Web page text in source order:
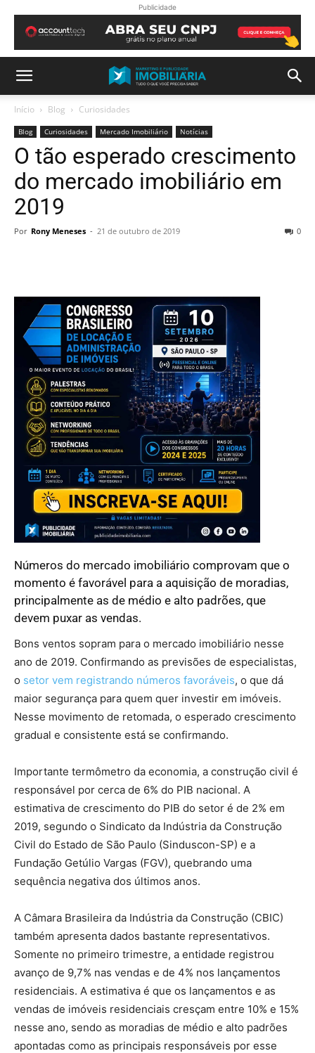
Publicidade
Início Blog Curiosidades
Blog Curiosidades Mercado Imobiliário Notícias
O tão esperado crescimento
do mercado imobiliário em
2019
Por Rony Meneses - 21 de outubro de 2019 0
Números do mercado imobiliário comprovam que o
momento é favorável para a aquisição de moradias,
principalmente as de médio e alto padrões, que
devem puxar as vendas.
Bons ventos sopram para o mercado imobiliário nesse
ano de 2019. Confirmando as previsões de especialistas,
o setor vem registrando números favoráveis, o que dá
maior segurança para quem quer investir em imóveis.
Nesse movimento de retomada, o esperado crescimento
gradual e consistente está se confirmando.
Importante termômetro da economia, a construção civil é
responsável por cerca de 6% do PIB nacional. A
estimativa de crescimento do PIB do setor é de 2% em
2019, segundo o Sindicato da Indústria da Construção
Civil do Estado de São Paulo (Sinduscon-SP) e a
Fundação Getúlio Vargas (FGV), quebrando uma
sequência negativa dos últimos anos.
A Câmara Brasileira da Indústria da Construção (CBIC)
também apresenta dados bastante representativos.
Somente no primeiro trimestre, a entidade registrou
avanço de 9,7% nas vendas e de 4% nos lançamentos
residenciais. A estimativa é que os lançamentos e as
vendas de imóveis residenciais cresçam entre 10% e 15%
nesse ano, sendo as moradias de médio e alto padrões
apontadas como as principais responsáveis por esse